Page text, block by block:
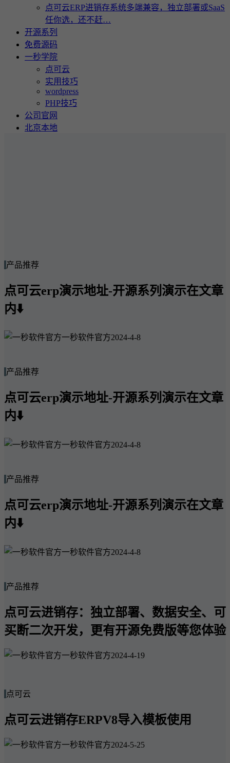
点可云ERP进销存系统多端兼容，独立部署或SaaS
任你选，还不赶…
开源系列
免费源码
一秒学院
点可云
实用技巧
wordpress
PHP技巧
公司官网
北京本地
产品推荐
点可云erp演示地址-开源系列演示在文章
内⬇️
一秒软件官方2024-4-8
产品推荐
点可云erp演示地址-开源系列演示在文章
内⬇️
一秒软件官方2024-4-8
产品推荐
点可云erp演示地址-开源系列演示在文章
内⬇️
一秒软件官方2024-4-8
产品推荐
点可云进销存：独立部署、数据安全、可
买断二次开发，更有开源免费版等您体验
一秒软件官方2024-4-19
点可云
点可云进销存ERPV8导入模板使用
一秒软件官方2024-5-25